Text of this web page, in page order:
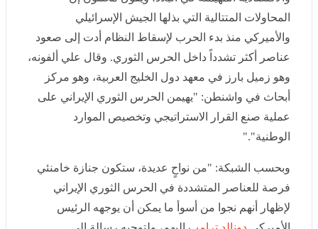
الجيش الإسرائيلي والأميركي منذ بدء الحرب لإسقاط النظام
أدت إلى صعود عناصر أكثر تشدداً داخل الحرس الثوري.
وقال علي ألفونه، وهو زميل بارز في معهد دول الخليج
العربية، وهو مركز أبحاث في واشنطن: "يهيمن الحرس
الثوري الإيراني على عملية صنع القرار الاستراتيجي
وتخصيص الموارد الوطنية"."
وبحسب الشبكة: "من نواحٍ عديدة، ستكون جنازة خامنئي
فرصة للعناصر المتشددة في الحرس الثوري الإيراني لإظهار
أنهم نجوا من أسوأ ما يمكن أن يوجهه الرئيس الأميركي
ترامب إليهم، ولتوجيه رسالة إلى المنتقدين المحليين بالبقاء
بعيداً عن الشوارع. في عام 1989، شهد موكب جنازة الخميني